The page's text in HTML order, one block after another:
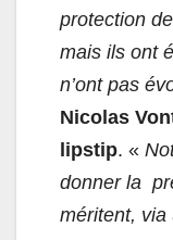
protection
mais ils ont
n’ont pas
Nicolas
lipstip. «
donner la
méritent, via